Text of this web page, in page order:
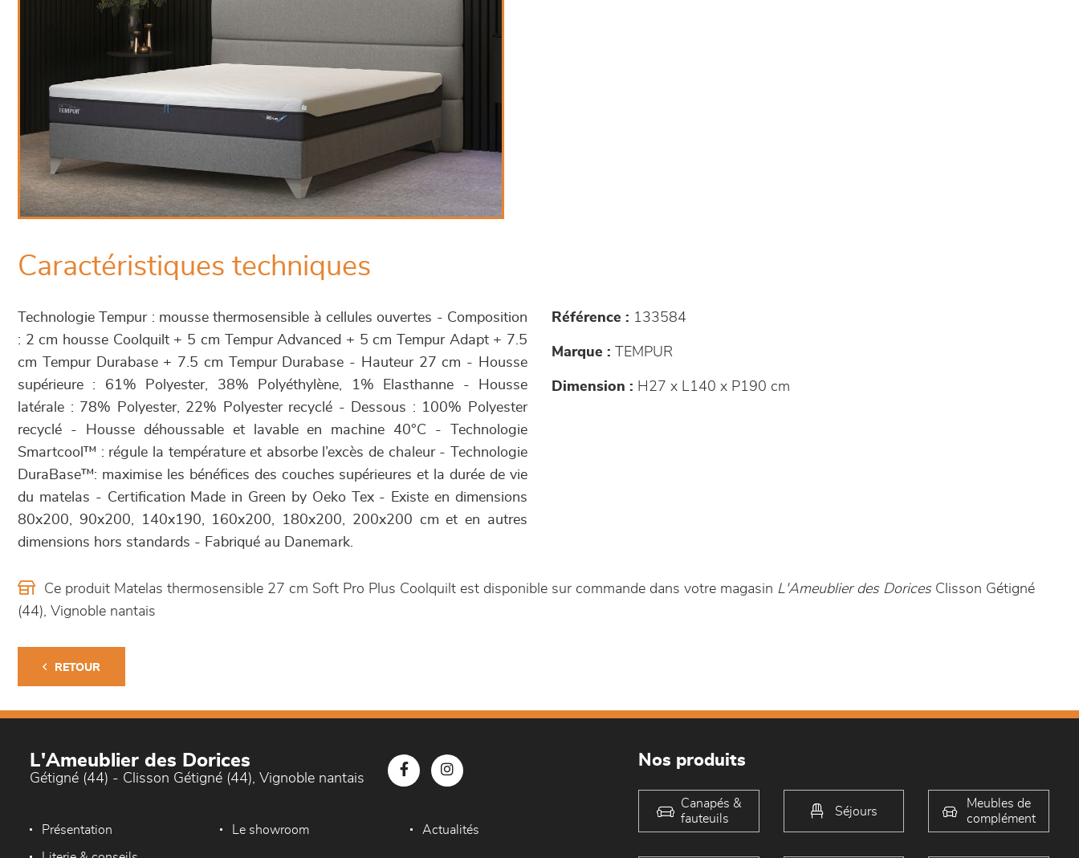
Caractéristiques techniques
Technologie Tempur : mousse thermosensible à cellules ouvertes - Composition
: 2 cm housse Coolquilt + 5 cm Tempur Advanced + 5 cm Tempur Adapt + 7.5
cm Tempur Durabase + 7.5 cm Tempur Durabase - Hauteur 27 cm - Housse
supérieure : 61% Polyester, 38% Polyéthylène, 1% Elasthanne - Housse
latérale : 78% Polyester, 22% Polyester recyclé - Dessous : 100% Polyester
recyclé - Housse déhoussable et lavable en machine 40°C - Technologie
Smartcool™ : régule la température et absorbe l’excès de chaleur - Technologie
DuraBase™: maximise les bénéfices des couches supérieures et la durée de vie
du matelas - Certification Made in Green by Oeko Tex - Existe en dimensions
80x200, 90x200, 140x190, 160x200, 180x200, 200x200 cm et en autres
dimensions hors standards - Fabriqué au Danemark.
Référence : 133584
Marque : TEMPUR
Dimension : H27 x L140 x P190 cm
Ce produit Matelas thermosensible 27 cm Soft Pro Plus Coolquilt est disponible sur commande dans votre magasin L'Ameublier des DoricesClisson Gétigné
(44), Vignoble nantais
RETOUR
L'Ameublier des Dorices
Gétigné (44) - Clisson Gétigné (44), Vignoble nantais
Présentation Le showroom Actualités
Nos produits
Canapés &
fauteuils
Séjours
Meubles de
complément